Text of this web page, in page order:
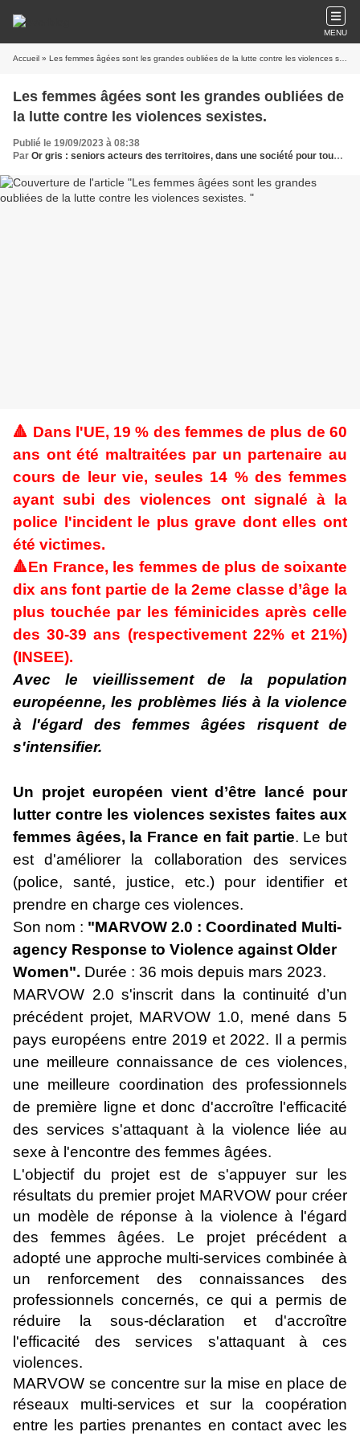
MENU
Accueil » Les femmes âgées sont les grandes oubliées de la lutte contre les violences sexistes.
Les femmes âgées sont les grandes oubliées de
la lutte contre les violences sexistes.
Publié le 19/09/2023 à 08:38
Par Or gris : seniors acteurs des territoires, dans une société pour tous les âges
🔺 Dans l'UE, 19 % des femmes de plus de 60
ans ont été maltraitées par un partenaire au
cours de leur vie, seules 14 % des femmes
ayant subi des violences ont signalé à la
police l'incident le plus grave dont elles ont
été victimes.
🔺En France, les femmes de plus de soixante
dix ans font partie de la 2eme classe d’âge la
plus touchée par les féminicides après celle
des 30-39 ans (respectivement 22% et 21%)
(INSEE).
Avec le vieillissement de la population
européenne, les problèmes liés à la violence
à l'égard des femmes âgées risquent de
s'intensifier.
Un projet européen vient d’être lancé pour
lutter contre les violences sexistes faites aux
femmes âgées, la France en fait partie. Le but
est d'améliorer la collaboration des services
(police, santé, justice, etc.) pour identifier et
prendre en charge ces violences.
Son nom : "MARVOW 2.0 : Coordinated Multi-
agency Response to Violence against Older
Women". Durée : 36 mois depuis mars 2023.
MARVOW 2.0 s'inscrit dans la continuité d’un
précédent projet, MARVOW 1.0, mené dans 5
pays européens entre 2019 et 2022. Il a permis
une meilleure connaissance de ces violences,
une meilleure coordination des professionnels
de première ligne et donc d'accroître l'efficacité
des services s'attaquant à la violence liée au
sexe à l'encontre des femmes âgées.
L'objectif du projet est de s'appuyer sur les
résultats du premier projet MARVOW pour créer
un modèle de réponse à la violence à l'égard
des femmes âgées. Le projet précédent a
adopté une approche multi-services combinée à
un renforcement des connaissances des
professionnels concernés, ce qui a permis de
réduire la sous-déclaration et d'accroître
l'efficacité des services s'attaquant à ces
violences.
MARVOW se concentre sur la mise en place de
réseaux multi-services et sur la coopération
entre les parties prenantes en contact avec les